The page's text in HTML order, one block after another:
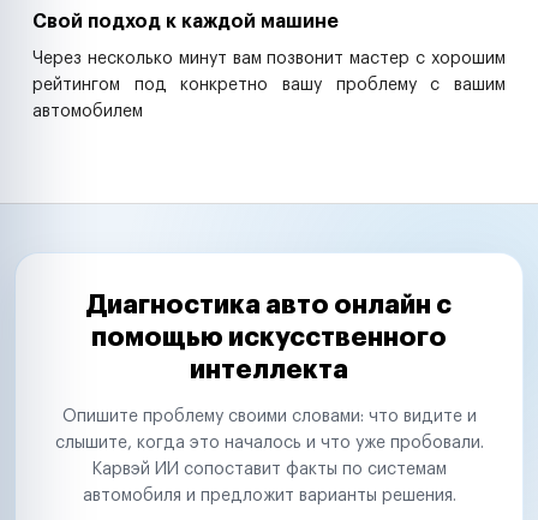
Свой подход к каждой машине
Через несколько минут вам позвонит мастер с хорошим
рейтингом под конкретно вашу проблему с вашим
автомобилем
Диагностика авто онлайн с
помощью искусственного
интеллекта
Опишите проблему своими словами: что видите и
слышите, когда это началось и что уже пробовали.
Карвэй ИИ сопоставит факты по системам
автомобиля и предложит варианты решения.